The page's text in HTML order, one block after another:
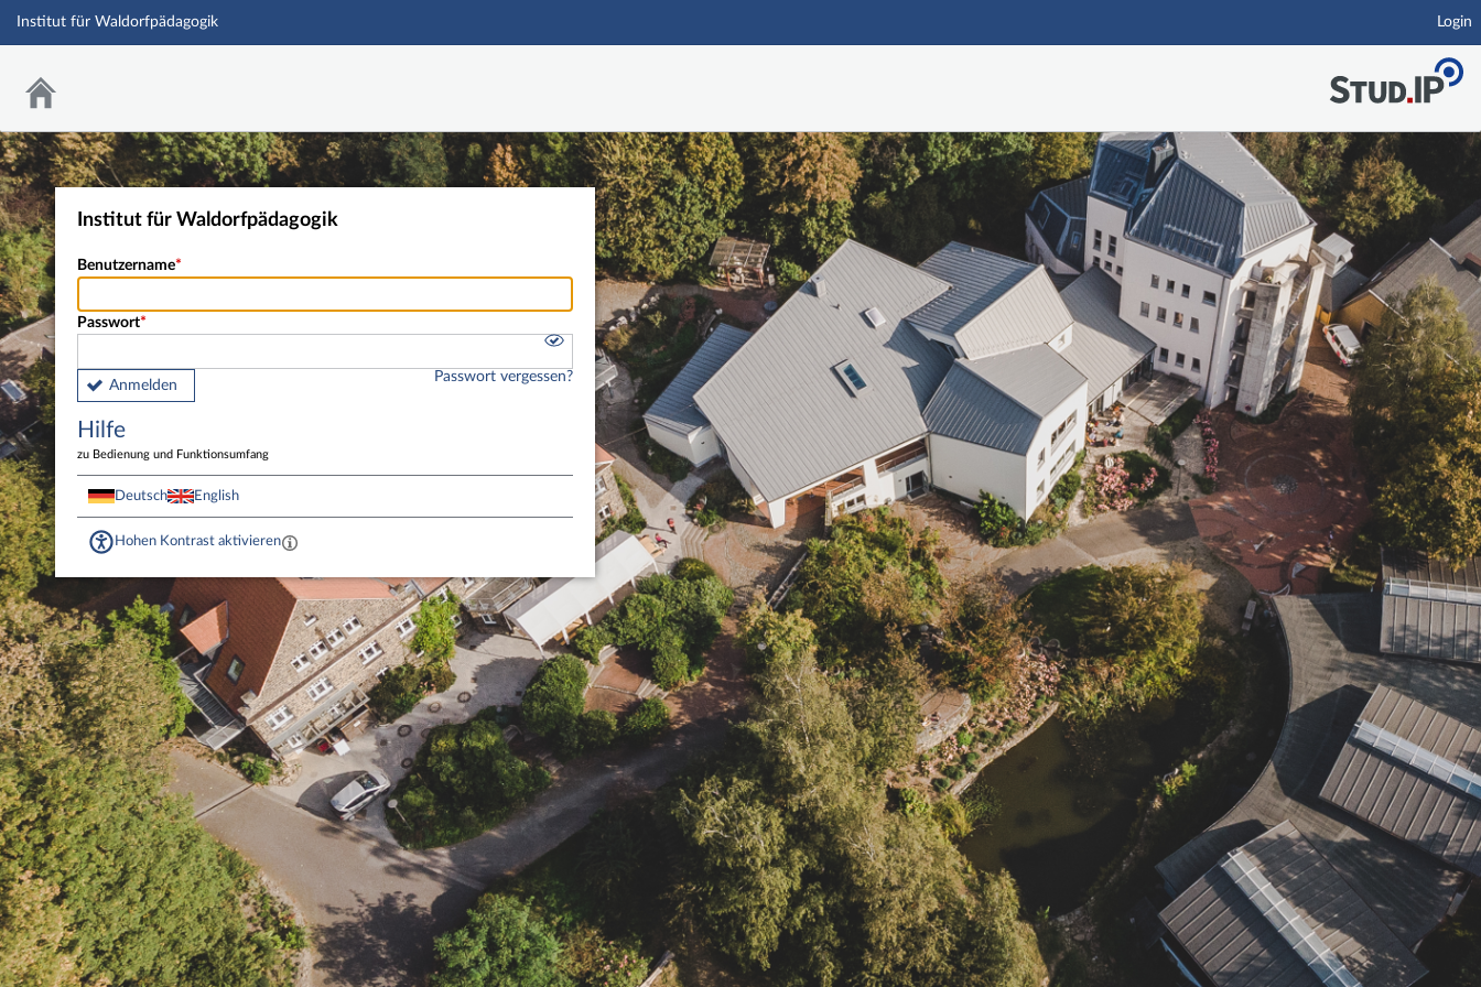
Hauptnavigation
Institut für Waldorfpädagogik Login
Institut für Waldorfpädagogik
Benutzername
Passwort
Anmelden
Passwort vergessen?
Hilfe
zu Bedienung und Funktionsumfang
Deutsch English
Hohen Kontrast aktivieren